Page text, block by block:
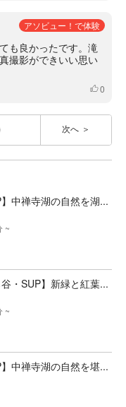
アソビュー！で体験
も良かったです。滝
撮影ができいい思い
いいね
0
次へ
】中禅寺湖の自然を湖...
~
・SUP】新緑と紅葉...
~
】中禅寺湖の自然を堪...